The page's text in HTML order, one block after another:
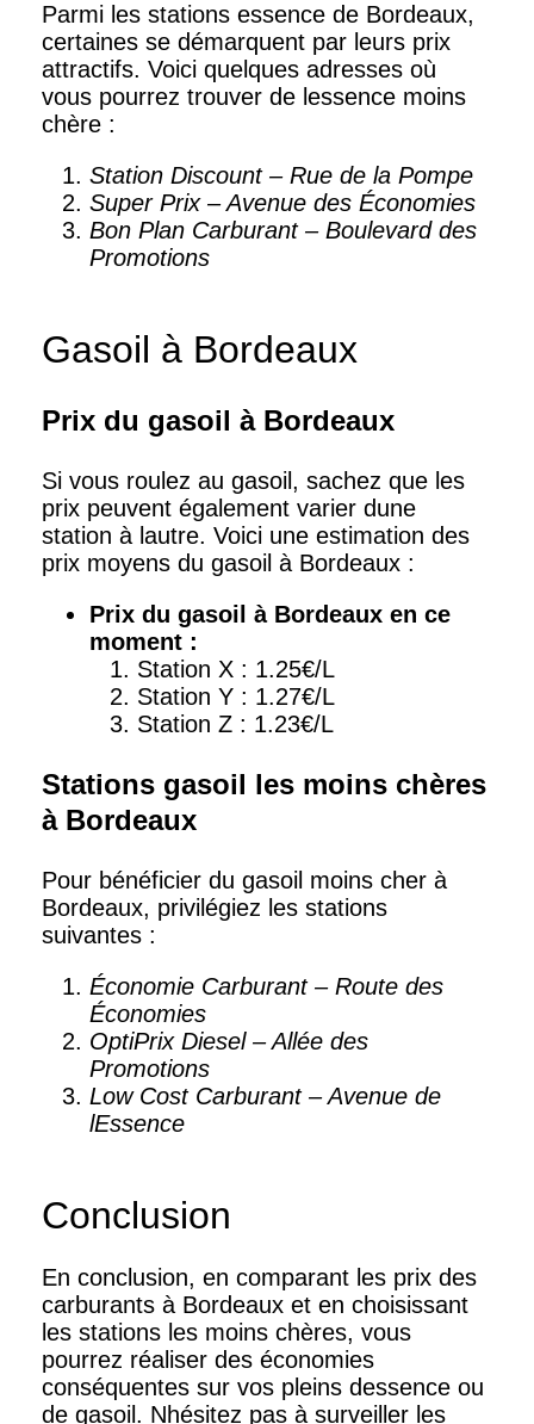
Parmi les stations essence de Bordeaux,
certaines se démarquent par leurs prix
attractifs. Voici quelques adresses où
vous pourrez trouver de lessence moins
chère :
Station Discount – Rue de la Pompe
Super Prix – Avenue des Économies
Bon Plan Carburant – Boulevard des
Promotions
Gasoil à Bordeaux
Prix du gasoil à Bordeaux
Si vous roulez au gasoil, sachez que les
prix peuvent également varier dune
station à lautre. Voici une estimation des
prix moyens du gasoil à Bordeaux :
Prix du gasoil à Bordeaux en ce
moment :
Station X : 1.25€/L
Station Y : 1.27€/L
Station Z : 1.23€/L
Stations gasoil les moins chères
à Bordeaux
Pour bénéficier du gasoil moins cher à
Bordeaux, privilégiez les stations
suivantes :
Économie Carburant – Route des
Économies
OptiPrix Diesel – Allée des
Promotions
Low Cost Carburant – Avenue de
lEssence
Conclusion
En conclusion, en comparant les prix des
carburants à Bordeaux et en choisissant
les stations les moins chères, vous
pourrez réaliser des économies
conséquentes sur vos pleins dessence ou
de gasoil. Nhésitez pas à surveiller les